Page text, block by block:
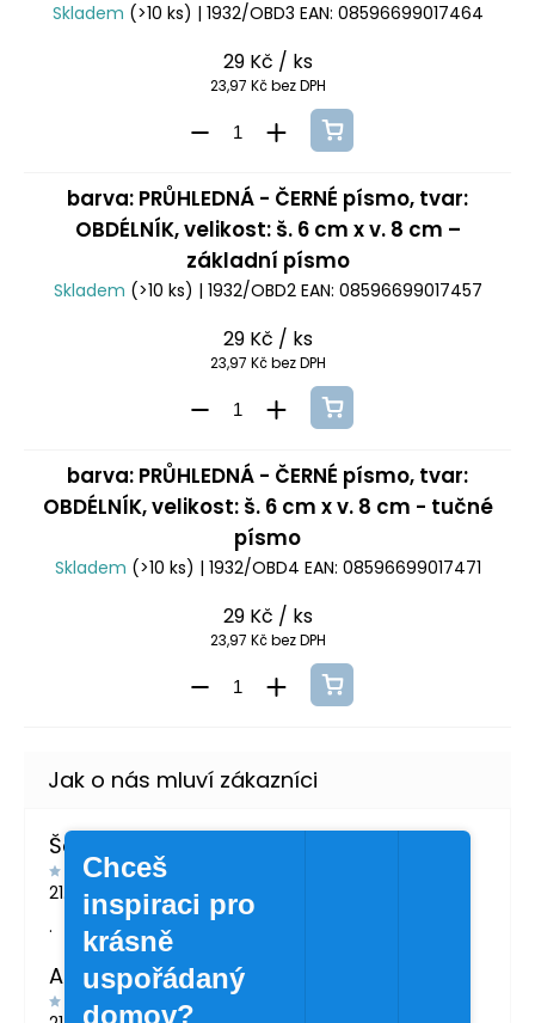
Skladem (>10 ks) | 1932/OBD3 EAN: 08596699017464
29 Kč / ks
23,97 Kč bez DPH
barva: PRŮHLEDNÁ - ČERNÉ písmo, tvar:
OBDÉLNÍK, velikost: š. 6 cm x v. 8 cm –
základní písmo
Skladem (>10 ks) | 1932/OBD2 EAN: 08596699017457
29 Kč / ks
23,97 Kč bez DPH
barva: PRŮHLEDNÁ - ČERNÉ písmo, tvar:
OBDÉLNÍK, velikost: š. 6 cm x v. 8 cm - tučné
písmo
Skladem (>10 ks) | 1932/OBD4 EAN: 08596699017471
29 Kč / ks
23,97 Kč bez DPH
Šárka Švábová
21.7.2026
.
Andrea Žáčková
Chceš
inspiraci pro
krásně
uspořádaný
domov?